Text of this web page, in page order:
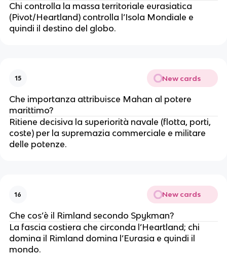
Chi controlla la massa territoriale eurasiatica
(Pivot/Heartland) controlla l’Isola Mondiale e
quindi il destino del globo.
15 New cards
Che importanza attribuisce Mahan al potere
marittimo?
Ritiene decisiva la superiorità navale (flotta, porti,
coste) per la supremazia commerciale e militare
delle potenze.
16 New cards
Che cos’è il Rimland secondo Spykman?
La fascia costiera che circonda l’Heartland; chi
domina il Rimland domina l’Eurasia e quindi il
mondo.